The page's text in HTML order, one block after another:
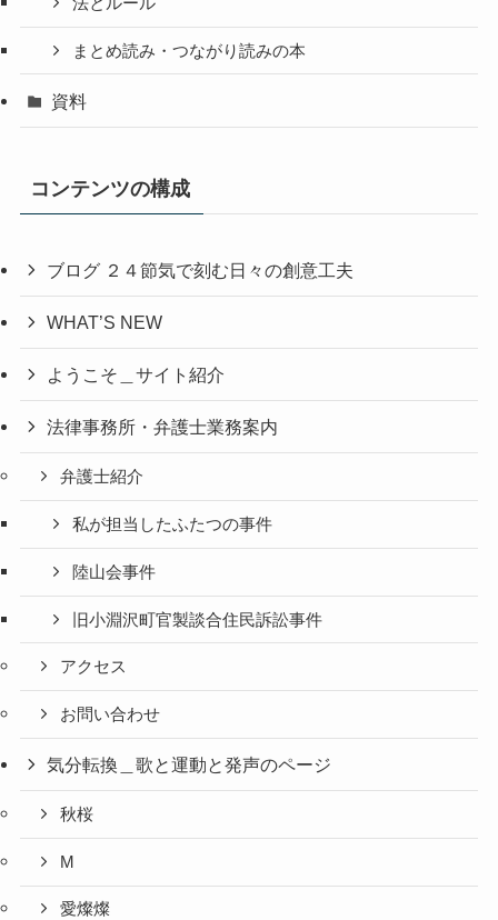
まとめ読み・つながり読みの本
資料
コンテンツの構成
ブログ ２４節気で刻む日々の創意工夫
WHAT’S NEW
ようこそ＿サイト紹介
法律事務所・弁護士業務案内
弁護士紹介
私が担当したふたつの事件
陸山会事件
旧小淵沢町官製談合住民訴訟事件
アクセス
お問い合わせ
気分転換＿歌と運動と発声のページ
秋桜
M
愛燦燦